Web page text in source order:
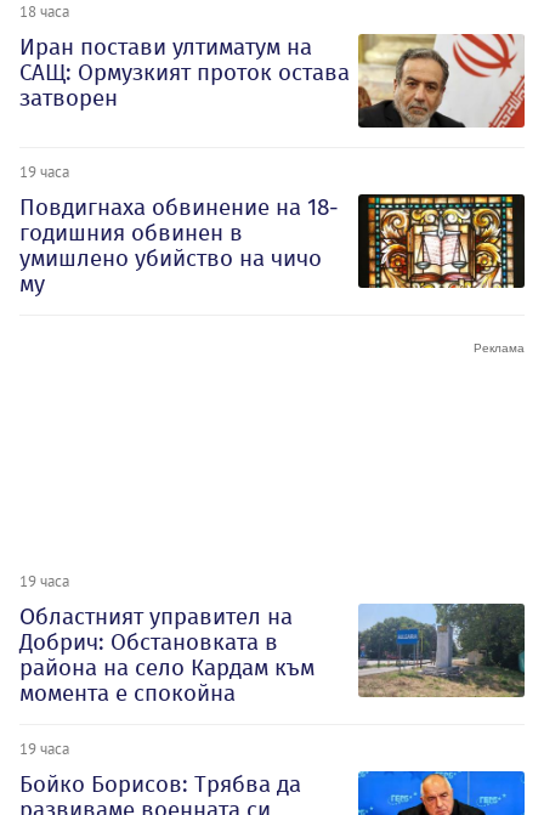
18 часа
Иран постави ултиматум на
САЩ: Ормузкият проток остава
затворен
19 часа
Повдигнаха обвинение на 18-
годишния обвинен в
умишлено убийство на чичо
му
19 часа
Oбластният управител на
Добрич: Обстановката в
района на село Кардам към
момента е спокойна
19 часа
Бойко Борисов: Трябва да
развиваме военната си